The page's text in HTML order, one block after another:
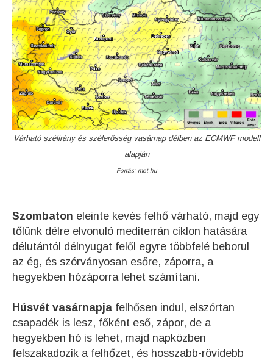
Várható szélirány és szélerősség vasárnap délben az ECMWF modell
alapján
Forrás: met.hu
Szombaton eleinte kevés felhő várható, majd egy
tőlünk délre elvonuló mediterrán ciklon hatására
délutántól délnyugat felől egyre többfelé beborul
az ég, és szórványosan esőre, záporra, a
hegyekben hózáporra lehet számítani.
Húsvét vasárnapja felhősen indul, elszórtan
csapadék is lesz, főként eső, zápor, de a
hegyekben hó is lehet, majd napközben
felszakadozik a felhőzet, és hosszabb-rövidebb